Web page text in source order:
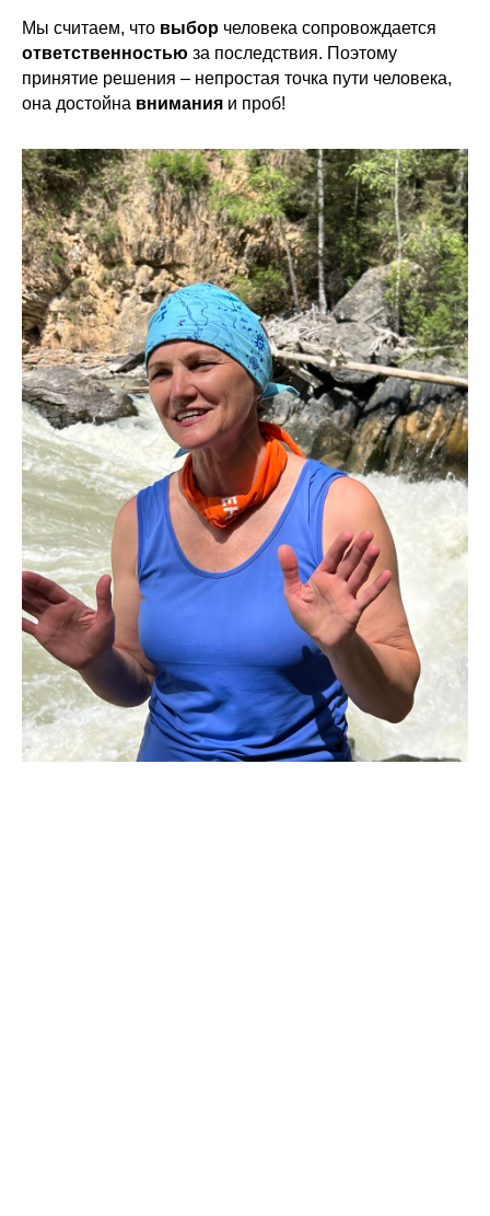
Мы считаем, что выбор человека сопровождается
ответственностью за последствия. Поэтому
принятие решения – непростая точка пути человека,
она достойна внимания и проб!